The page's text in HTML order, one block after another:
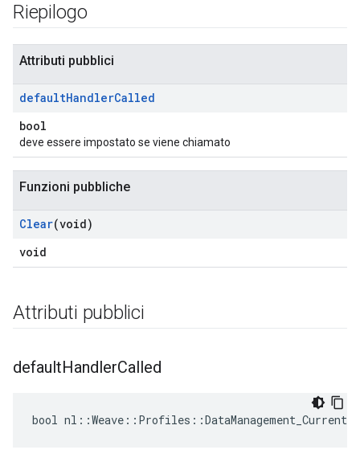
Riepilogo
Attributi pubblici
defaultHandlerCalled
bool
deve essere impostato se viene chiamato
Funzioni pubbliche
Clear(void)
void
Attributi pubblici
defaultHandlerCalled
bool